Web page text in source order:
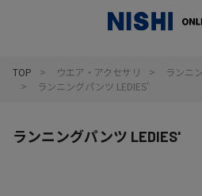
TOP ウエア・アクセサリ
ランニ
ランニングパンツ LEDIES'
ランニングパンツ LEDIES'